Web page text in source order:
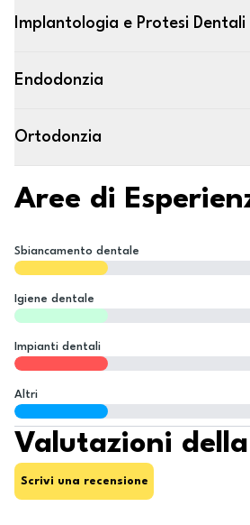
Implantologia e Protesi Dentali
Endodonzia
Ortodonzia
Aree di
Sbiancamento dentale
Igiene dentale
Impianti dentali
Altri
Valutazioni
Scrivi una recensione